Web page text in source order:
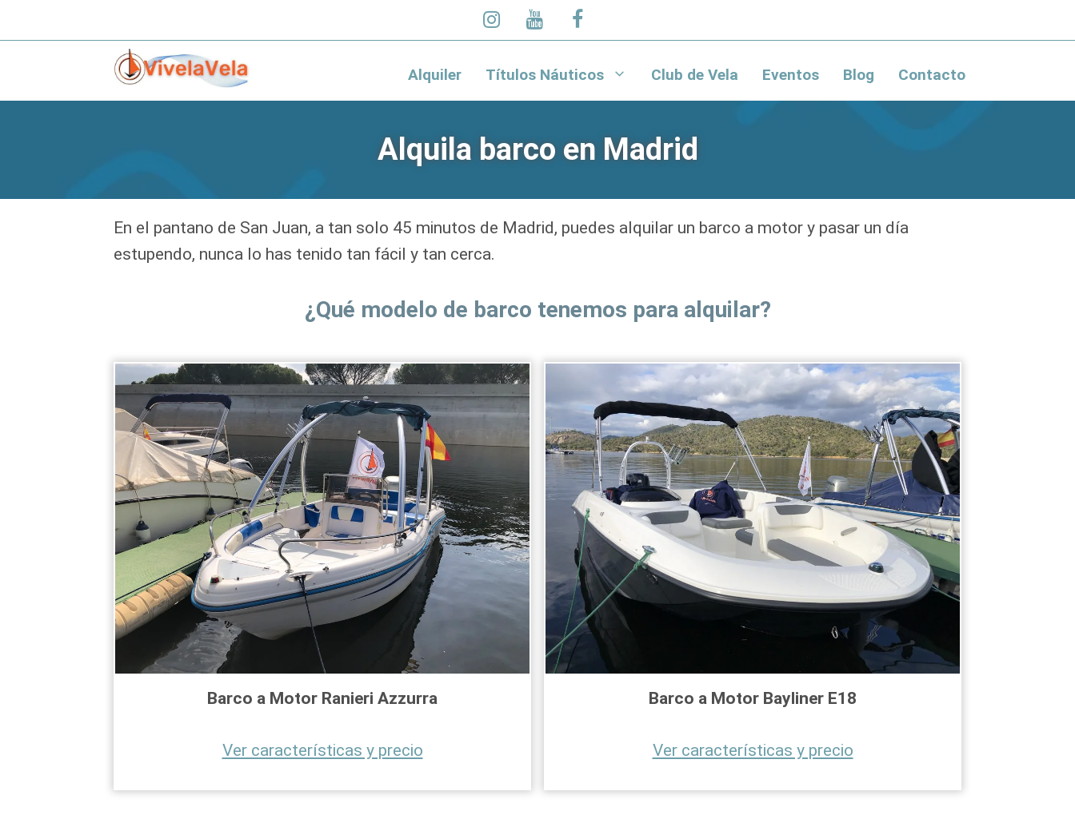
al
Alquiler Títulos Náuticos Club de Vela Eventos Blog Contacto
Alquila barco en Madrid
En el pantano de San Juan, a tan solo 45 minutos de Madrid, puedes alquilar un barco a motor y pasar un día
estupendo, nunca lo has tenido tan fácil y tan cerca.
¿Qué modelo de barco tenemos para alquilar?
Barco a Motor Ranieri Azzurra
Ver características y precio
Barco a Motor Bayliner E18
Ver características y precio